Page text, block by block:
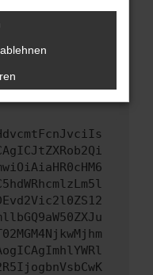
Schritte versucht
werden
Du kannst
uns bei der